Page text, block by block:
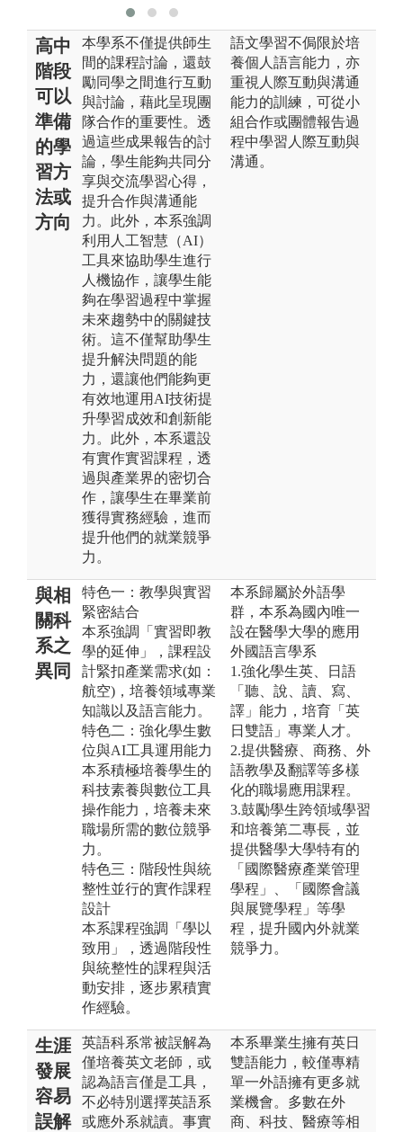
高中
階段
可以
準備
的學
習方
法或
方向
本學系不僅提供師生
間的課程討論，還鼓
勵同學之間進行互動
與討論，藉此呈現團
隊合作的重要性。透
過這些成果報告的討
論，學生能夠共同分
享與交流學習心得，
提升合作與溝通能
力。此外，本系強調
利用人工智慧（AI）
工具來協助學生進行
人機協作，讓學生能
夠在學習過程中掌握
未來趨勢中的關鍵技
術。這不僅幫助學生
提升解決問題的能
力，還讓他們能夠更
有效地運用AI技術提
升學習成效和創新能
力。此外，本系還設
有實作實習課程，透
過與產業界的密切合
作，讓學生在畢業前
獲得實務經驗，進而
提升他們的就業競爭
力。
語文學習不侷限於培
養個人語言能力，亦
重視人際互動與溝通
能力的訓練，可從小
組合作或團體報告過
程中學習人際互動與
溝通。
與相
關科
系之
異同
特色一：教學與實習
緊密結合
本系強調「實習即教
學的延伸」，課程設
計緊扣產業需求(如：
航空)，培養領域專業
知識以及語言能力。
特色二：強化學生數
位與AI工具運用能力
本系積極培養學生的
科技素養與數位工具
操作能力，培養未來
職場所需的數位競爭
力。
特色三：階段性與統
整性並行的實作課程
設計
本系課程強調「學以
致用」，透過階段性
與統整性的課程與活
動安排，逐步累積實
作經驗。
本系歸屬於外語學
群，本系為國內唯一
設在醫學大學的應用
外國語言學系
1.強化學生英、日語
「聽、說、讀、寫、
譯」能力，培育「英
日雙語」專業人才。
2.提供醫療、商務、外
語教學及翻譯等多樣
化的職場應用課程。
3.鼓勵學生跨領域學習
和培養第二專長，並
提供醫學大學特有的
「國際醫療產業管理
學程」、「國際會議
與展覽學程」等學
程，提升國內外就業
競爭力。
生涯
發展
容易
誤解
英語科系常被誤解為
僅培養英文老師，或
認為語言僅是工具，
不必特別選擇英語系
或應外系就讀。事實
本系畢業生擁有英日
雙語能力，較僅專精
單一外語擁有更多就
業機會。多數在外
商、科技、醫療等相